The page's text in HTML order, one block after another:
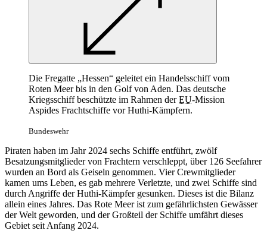
Die Fregatte „Hessen“ geleitet ein Handelsschiff vom
Roten Meer bis in den Golf von Aden. Das deutsche
Kriegsschiff beschützte im Rahmen derEU-Mission
Aspides Frachtschiffe vor Huthi-Kämpfern.
Bundeswehr
Piraten haben im Jahr 2024 sechs Schiffe entführt, zwölf
Besatzungsmitglieder von Frachtern verschleppt, über 126 Seefahrer
wurden an Bord als Geiseln genommen. Vier Crewmitglieder
kamen ums Leben, es gab mehrere Verletzte, und zwei Schiffe sind
durch Angriffe der Huthi-Kämpfer gesunken. Dieses ist die Bilanz
allein eines Jahres. Das Rote Meer ist zum gefährlichsten Gewässer
der Welt geworden, und der Großteil der Schiffe umfährt dieses
Gebiet seit Anfang 2024.